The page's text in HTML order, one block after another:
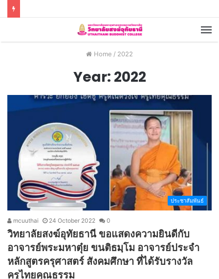
Home / 2022
Year: 2022
ประชาสัมพันธ์
mcuuthai 24 October 2022 0
วิทยาลัยสงฆ์อุทัยธานี ขอแสดงความยินดีกับ
อาจารย์พระมหาตุ๋ย ขนติธมฺโม อาจารย์ประจำ
หลักสูตรครุศาสตร์ สังคมศึกษา ที่ได้รับรางวัล
ครูไทยคุณธรรม